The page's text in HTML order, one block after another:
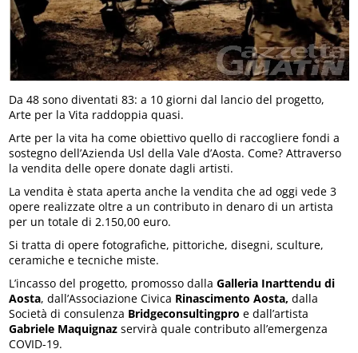
Da 48 sono diventati 83: a 10 giorni dal lancio del progetto,
Arte per la Vita raddoppia quasi.
Arte per la vita ha come obiettivo quello di raccogliere fondi a
sostegno dell’Azienda Usl della Vale d’Aosta. Come? Attraverso
la vendita delle opere donate dagli artisti.
La vendita è stata aperta anche la vendita che ad oggi vede 3
opere realizzate oltre a un contributo in denaro di un artista
per un totale di 2.150,00 euro.
Si tratta di opere fotografiche, pittoriche, disegni, sculture,
ceramiche e tecniche miste.
L’incasso del progetto, promosso dallaGalleria Inarttendu di
Aosta, dall’Associazione Civica Rinascimento Aosta, dalla
Società di consulenza Bridgeconsultingpro e dall’artista
Gabriele Maquignazservirà quale contributo all’emergenza
COVID-19.